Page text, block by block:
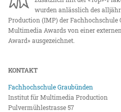
wurden anlässlich des
Production (IMP) der Fachhochschule
Multimedia Awards von einer
Award» ausgezeichnet.
KONTAKT
Fachhochschule Graubünden
Institut für Multimedia Production
Pulvermühlestrasse 57